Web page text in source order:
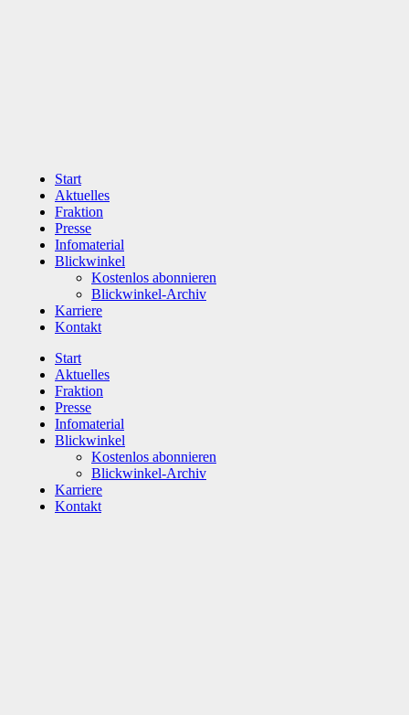
Start
Aktuelles
Fraktion
Presse
Infomaterial
Blickwinkel
Kostenlos abonnieren
Blickwinkel-Archiv
Karriere
Kontakt
Start
Aktuelles
Fraktion
Presse
Infomaterial
Blickwinkel
Kostenlos abonnieren
Blickwinkel-Archiv
Karriere
Kontakt